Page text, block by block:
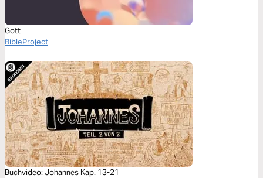
Gott
BibleProject
Buchvideo: Johannes Kap. 13-21